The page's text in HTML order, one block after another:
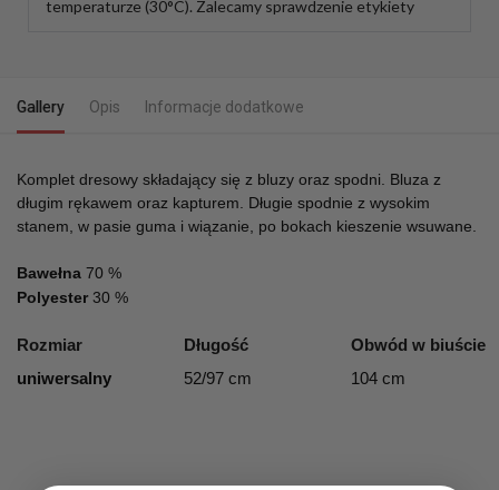
temperaturze (30°C). Zalecamy sprawdzenie etykiety
Gallery Opis Informacje dodatkowe
Komplet dresowy składający się z bluzy oraz spodni. Bluza z
długim rękawem oraz kapturem. Długie spodnie z wysokim
stanem, w pasie guma i wiązanie, po bokach kieszenie wsuwane.
Bawełna 70 %
Polyester 30 %
Rozmiar Długość
Obwód w biuście
uniwersalny
52/97 cm 104 cm